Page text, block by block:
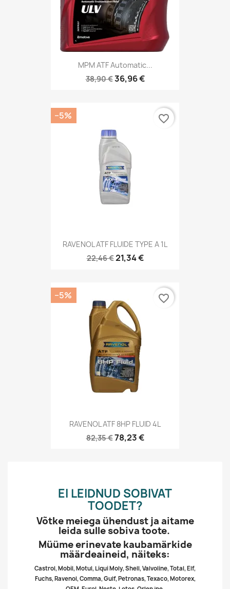
MPM ATF Automatic...
38,90 €36,96 €
RAVENOL ATF FLUIDE TYPE A 1L
22,46 €21,34 €
−5% favorite_border
RAVENOL ATF 8HP FLUID 4L
82,35 €78,23 €
−5% favorite_border
EI LEIDNUD SOBIVAT
TOODET?
Võtke meiega ühendust ja aitame
leida sulle sobiva toote.
Müüme erinevate kaubamärkide
määrdeaineid, näiteks:
Castrol, Mobil, Motul, Liqui Moly, Shell, Valvoline, Total, Elf,
Fuchs, Ravenol, Comma, Gulf, Petronas, Texaco, Motorex,